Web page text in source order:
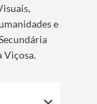
e
Viçosa.